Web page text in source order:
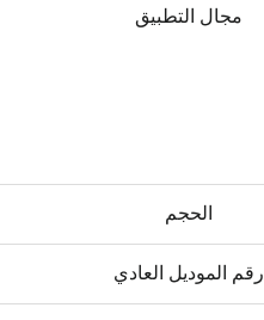
مجال التطبيق
الحجم
رقم الموديل العادي